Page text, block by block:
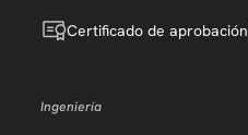
Certificado de aprobación
Ingeniería